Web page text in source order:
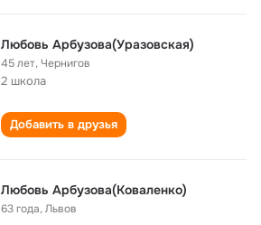
Любовь Арбузова(Уразовская)
45 лет,Чернигов
2 школа
Добавить в друзья
Любовь Арбузова(Коваленко)
63 года,Львов